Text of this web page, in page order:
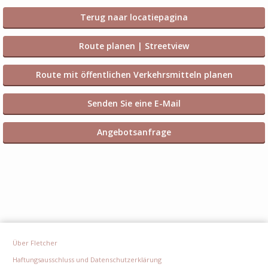
Terug naar locatiepagina
Route planen | Streetview
Route mit öffentlichen Verkehrsmitteln planen
Senden Sie eine E-Mail
Angebotsanfrage
Über Fletcher
Haftungsausschluss und Datenschutzerklärung